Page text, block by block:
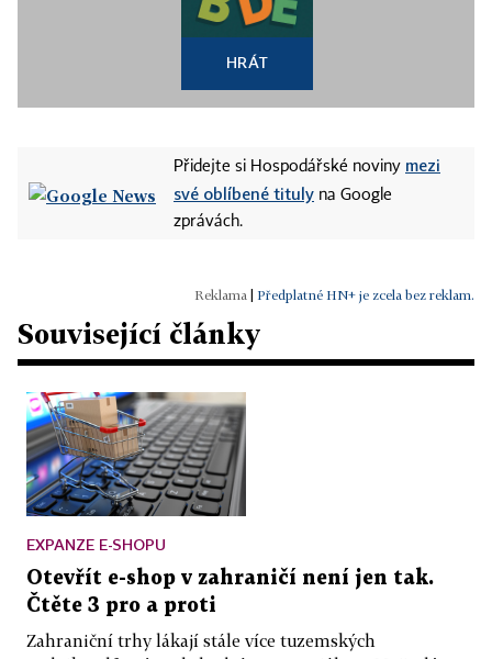
HRÁT
Přidejte si Hospodářské noviny mezi
své oblíbené tituly na Google
zprávách.
Předplatné HN+ je zcela bez reklam.
Související články
EXPANZE E-SHOPU
Otevřít e-shop v zahraničí není jen tak.
Čtěte 3 pro a proti
Zahraniční trhy lákají stále více tuzemských